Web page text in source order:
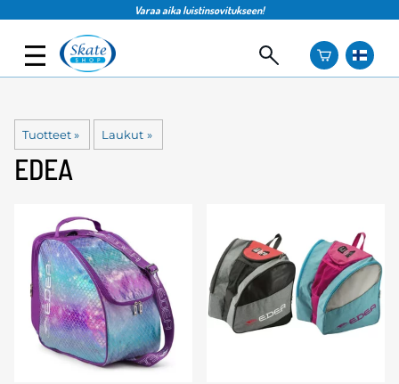
Varaa aika luistinsovitukseen!
Tuotteet‪» Laukut ‪»
EDEA